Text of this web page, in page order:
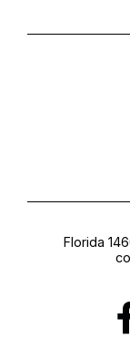
Florida